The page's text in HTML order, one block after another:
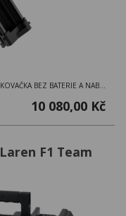
DCN930N DEWALT 18V AKU BEZUHLÍKOVÁ HŘEBÍKOVAČKA BEZ BATERIE A NABÍJEČKY
10 080,00 Kč
F1 Team